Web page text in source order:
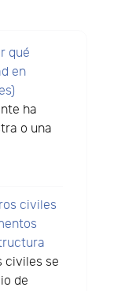
qué
en
ha
o una
civiles
civiles se
de